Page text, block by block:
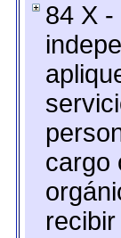
84 X
cargo